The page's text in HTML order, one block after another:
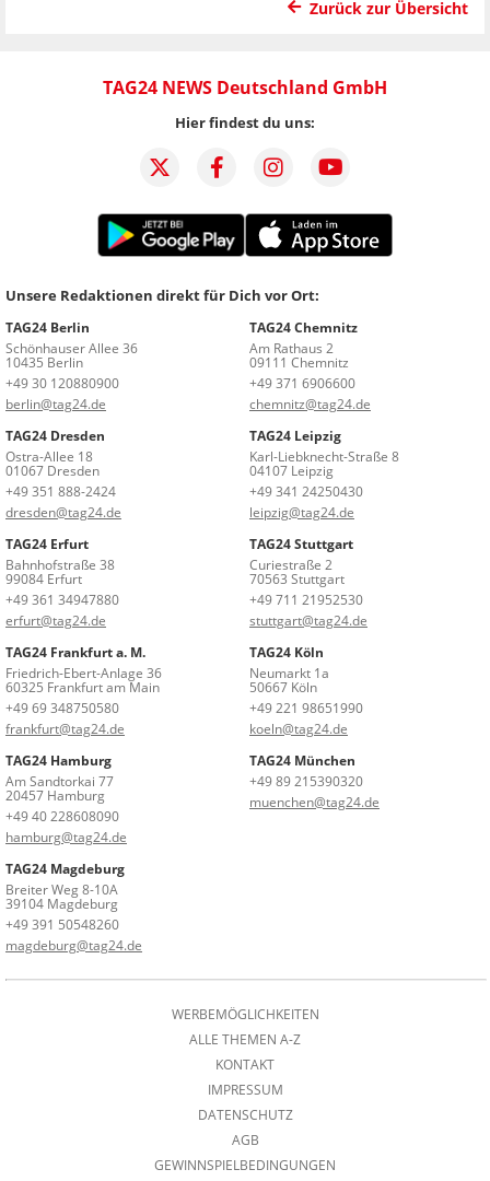
Zurück zur Übersicht
TAG24 NEWS Deutschland GmbH
Hier findest du uns:
Unsere Redaktionen direkt für Dich vor Ort:
TAG24 Berlin
Schönhauser Allee 36
10435 Berlin
+49 30 120880900
berlin@tag24.de
TAG24 Chemnitz
Am Rathaus 2
09111 Chemnitz
+49 371 6906600
chemnitz@tag24.de
TAG24 Dresden
Ostra-Allee 18
01067 Dresden
+49 351 888-2424
dresden@tag24.de
TAG24 Leipzig
Karl-Liebknecht-Straße 8
04107 Leipzig
+49 341 24250430
leipzig@tag24.de
TAG24 Erfurt
Bahnhofstraße 38
99084 Erfurt
+49 361 34947880
erfurt@tag24.de
TAG24 Stuttgart
Curiestraße 2
70563 Stuttgart
+49 711 21952530
stuttgart@tag24.de
TAG24 Frankfurt a. M.
Friedrich-Ebert-Anlage 36
60325 Frankfurt am Main
+49 69 348750580
frankfurt@tag24.de
TAG24 Köln
Neumarkt 1a
50667 Köln
+49 221 98651990
koeln@tag24.de
TAG24 Hamburg
Am Sandtorkai 77
20457 Hamburg
+49 40 228608090
hamburg@tag24.de
TAG24 München
+49 89 215390320
muenchen@tag24.de
TAG24 Magdeburg
Breiter Weg 8-10A
39104 Magdeburg
+49 391 50548260
magdeburg@tag24.de
WERBEMÖGLICHKEITEN
ALLE THEMEN A-Z
KONTAKT
IMPRESSUM
DATENSCHUTZ
AGB
GEWINNSPIELBEDINGUNGEN